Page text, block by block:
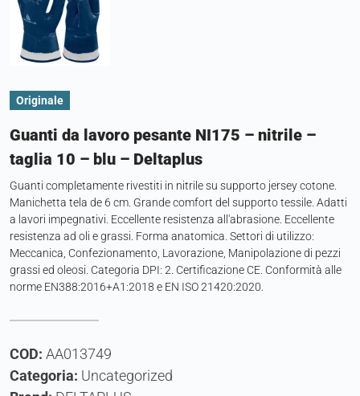
Originale
Guanti da lavoro pesante NI175 – nitrile –
taglia 10 – blu – Deltaplus
Guanti completamente rivestiti in nitrile su supporto jersey cotone.
Manichetta tela de 6 cm. Grande comfort del supporto tessile. Adatti
a lavori impegnativi. Eccellente resistenza all'abrasione. Eccellente
resistenza ad oli e grassi. Forma anatomica. Settori di utilizzo:
Meccanica, Confezionamento, Lavorazione, Manipolazione di pezzi
grassi ed oleosi. Categoria DPI: 2. Certificazione CE. Conformità alle
norme EN388:2016+A1:2018 e EN ISO 21420:2020.
COD: AA013749
Categoria: Uncategorized